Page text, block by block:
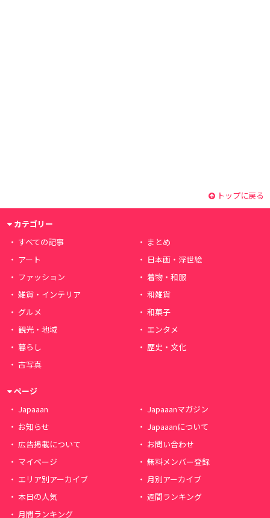
トップに戻る
カテゴリー
すべての記事
まとめ
アート
日本画・浮世絵
ファッション
着物・和服
雑貨・インテリア
和雑貨
グルメ
和菓子
観光・地域
エンタメ
暮らし
歴史・文化
古写真
ページ
Japaaan
Japaaanマガジン
お知らせ
Japaaanについて
広告掲載について
お問い合わせ
マイページ
無料メンバー登録
エリア別アーカイブ
月別アーカイブ
本日の人気
週間ランキング
月間ランキング